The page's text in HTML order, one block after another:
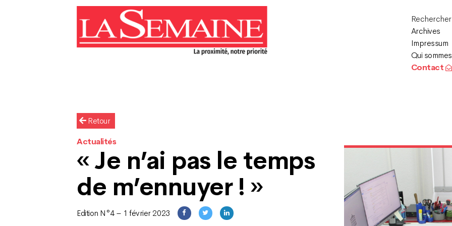
Archives
Impressum
Qui
Contact
Retour
Actualités
« Je n’ai pas le temps
de m’ennuyer ! »
Edition N°4 – 1 février 2023